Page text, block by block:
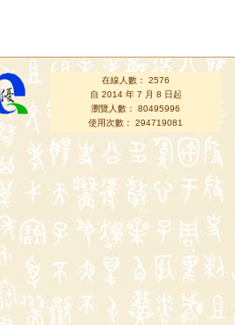
在線人數： 2576
自 2014 年 7 月 8 日起
瀏覽人數： 80495996
使用次數： 294719081